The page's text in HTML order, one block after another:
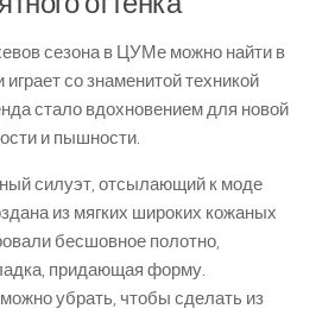
сезона в ЦУМе можно найти в
со знаменитой техникой
стало вдохновением для новой
и пышности.
силуэт, отсылающий к моде
из мягких широких кожаных
бесшовное полотно,
придающая форму.
убрать, чтобы сделать из